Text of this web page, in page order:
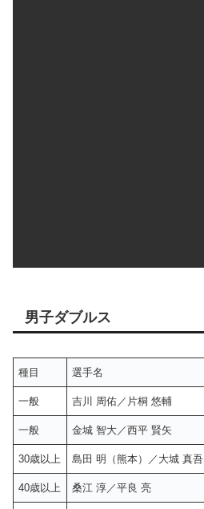
男子ダブルス
種目 選手名
一般 吉川 周佑／片桐 悠輔
一般 金城 智大／西平 賢矢
30歳以上 島田 明（熊本）／大城 真吾
40歳以上 桑江 淳／平良 亮